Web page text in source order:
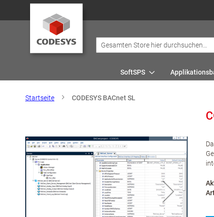
SoftSPS
Startseite CODESYS BACnet SL